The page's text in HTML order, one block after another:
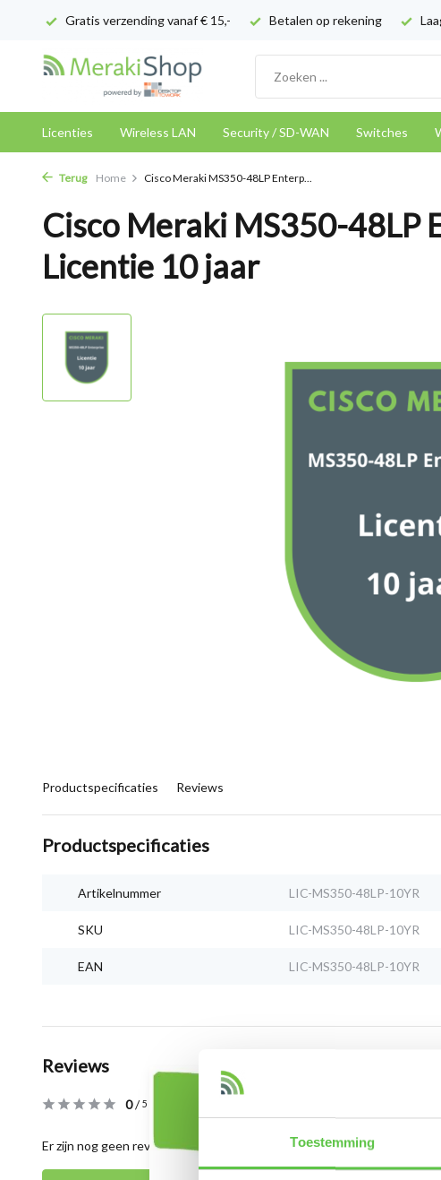
Toestemming
Gratis verzending vanaf € 15,- Betalen op rekening
Licenties Wireless LAN Security / SD-WAN Switches
Terug Home Cisco Meraki MS350-48LP Enterp...
Cisco Meraki MS350-48LP
Licentie 10 jaar
Productspecificaties Reviews
Productspecificaties
Artikelnummer LIC-MS350-48LP-10YR
SKU LIC-MS350-48LP-10YR
EAN LIC-MS350-48LP-10YR
Reviews
0/5
Er zijn nog geen reviews geschreven over dit product..